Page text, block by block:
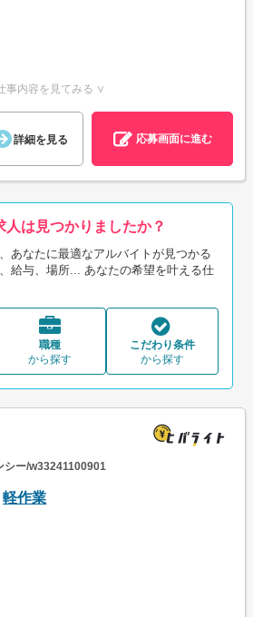
事内容を見てみる ∨
詳細を見る 応募画面に進む
人は見つかりましたか？
あなたに最適なアルバイトが見つかる
給与、場所... あなたの希望を叶える仕
職種
から探す
こだわり条件
から探す
シー/w33241100901
軽作業